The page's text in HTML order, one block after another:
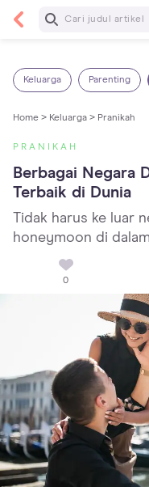
Baca
Keluarga Parenting
Home > Keluarga > Pranikah
PRANIKAH
Berbagai Negara
Terbaik di Dunia
Tidak harus ke luar
honeymoon di
0